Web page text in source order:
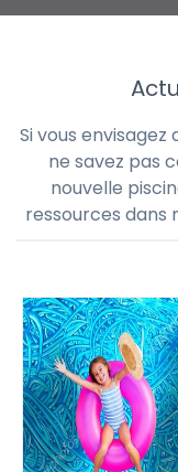
Si vous
ne savez pas
nouvelle
ressources dans